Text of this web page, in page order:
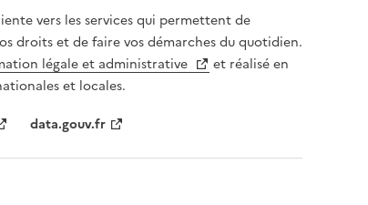
vers les services qui permettent de
droits et de faire vos démarches du quotidien.
légale et administrative
et réalisé en
et locales.
data.gouv.fr